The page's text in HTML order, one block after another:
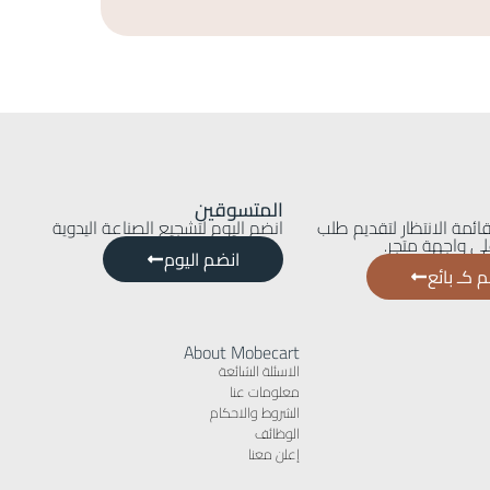
الانتظار لتقديم طلب
واجهة متجر.
كـ بائع
المتسوقين
انضم اليوم لتشجيع الصناعة اليدوية
انضم اليوم
About Mobecart
الاسئلة الشائعة
معلومات عنا
الشروط والاحكام
الوظائف
إعلن معنا